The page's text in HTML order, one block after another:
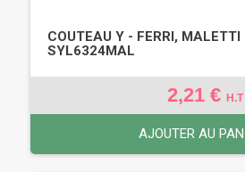
COUTEAU Y - FERRI, MALETTI
SYL6324MAL
2,21 € H.T
AJOUTER AU